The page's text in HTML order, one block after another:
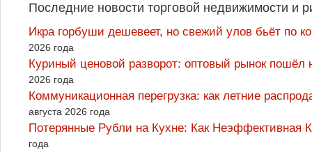
Последние новости торговой недвижимости и
Икра горбуши дешевеет, но свежий улов бьёт по
2026 года
Куриный ценовой разворот: оптовый рынок
2026 года
Коммуникационная перегрузка: как летние
августа 2026 года
Потерянные Рубли на Кухне: Как
года